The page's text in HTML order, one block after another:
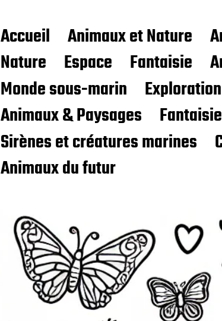
Accueil Animaux et Nature
Nature
Espace Fantaisie
Monde sous-marin
Animaux & Paysages
Sirènes et créatures marines
Animaux du futur